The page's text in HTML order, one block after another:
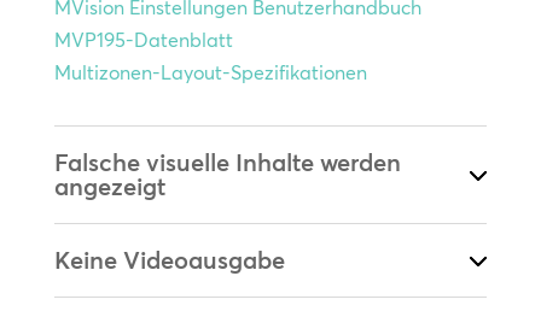
MVision Einstellungen Benutzerhandbuch
MVP195-Datenblatt
Multizonen-Layout-Spezifikationen
Falsche visuelle Inhalte werden
angezeigt
Keine Videoausgabe